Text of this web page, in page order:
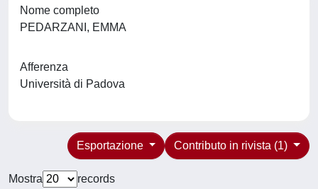
Nome completo
PEDARZANI, EMMA
Afferenza
Università di Padova
Contributo in rivista (1)
Esportazione
Mostra
records